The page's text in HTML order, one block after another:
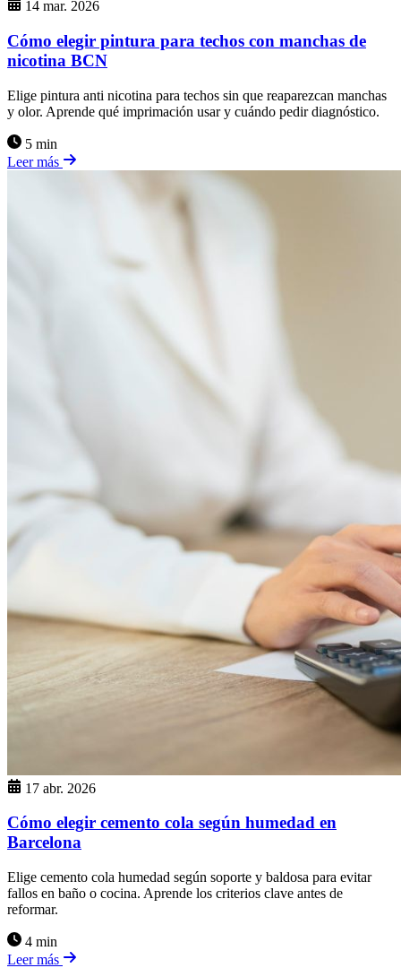
14 mar. 2026
Cómo elegir pintura para techos con manchas de
nicotina BCN
Elige pintura anti nicotina para techos sin que reaparezcan manchas
y olor. Aprende qué imprimación usar y cuándo pedir diagnóstico.
5 min
Leer más
17 abr. 2026
Cómo elegir cemento cola según humedad en
Barcelona
Elige cemento cola humedad según soporte y baldosa para evitar
fallos en baño o cocina. Aprende los criterios clave antes de
reformar.
4 min
Leer más